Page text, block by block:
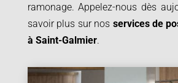
ramonage. Appelez-nous dès
savoir plus sur nos services de
à Saint-Galmier.